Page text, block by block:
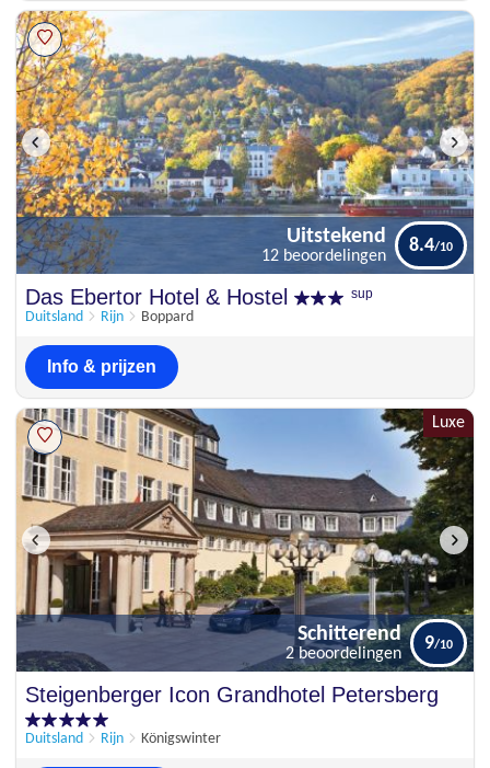
Uitstekend
Das Ebertor Hotel & Hostel sup
Duitsland Rijn Boppard
Uitstekend
12 beoordelingen
8.4
Info & prijzen
Luxe
Schitterend 9
Steigenberger Icon Grandhotel Petersberg
Duitsland Rijn Königswinter
Schitterend
2 beoordelingen
9